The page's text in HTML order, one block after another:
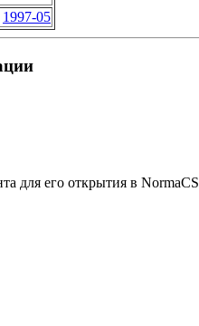
1997-05
для его открытия в NormaCS